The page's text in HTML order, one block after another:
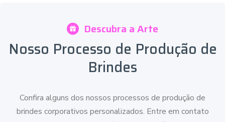
Descubra a Arte
Nosso Processo de Produção de
Brindes
Confira alguns dos nossos processos de produção de
brindes corporativos personalizados. Entre em contato